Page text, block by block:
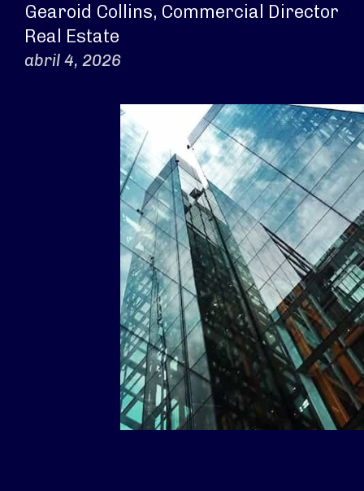
Gearoid Collins, Commercial Director
Real Estate
abril 4, 2026